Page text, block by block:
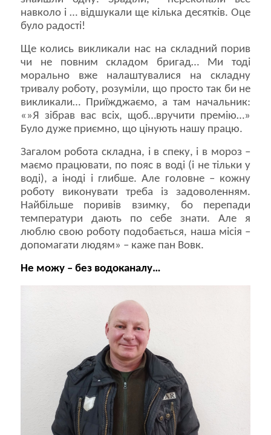
навколо і … відшукали ще кілька десятків. Оце
було радості!
Ще колись викликали нас на складний порив
чи не повним складом бригад… Ми тоді
морально вже налаштувалися на складну
тривалу роботу, розуміли, що просто так би не
викликали… Приїжджаємо, а там начальник:
«»Я зібрав вас всіх, щоб…вручити премію…»
Було дуже приємно, що цінують нашу працю.
Загалом робота складна, і в спеку, і в мороз –
маємо працювати, по пояс в воді (і не тільки у
воді), а іноді і глибше. Але головне – кожну
роботу виконувати треба із задоволенням.
Найбільше поривів взимку, бо перепади
температури дають по себе знати. Але я
люблю свою роботу подобається, наша місія –
допомагати людям» – каже пан Вовк.
Не можу – без водоканалу…